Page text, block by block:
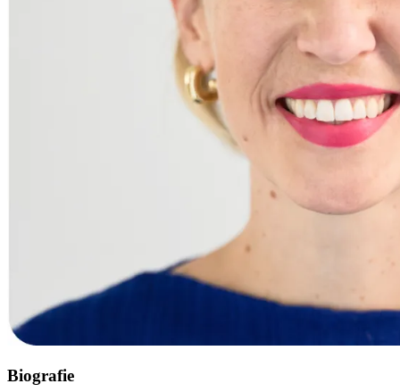
Biografie